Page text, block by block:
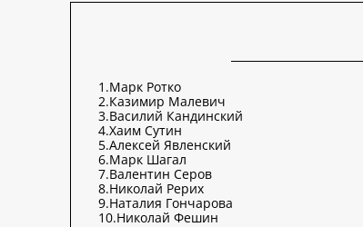
1.Марк Ротко
2.Казимир Малевич
3.Василий Кандинский
4.Хаим Сутин
5.Алексей Явленский
6.Марк Шагал
7.Валентин Серов
8.Николай Рерих
9.Наталия Гончарова
10.Николай Фешин